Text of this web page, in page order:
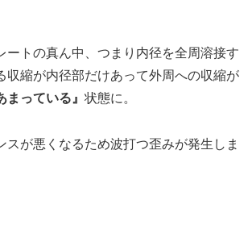
ートの真ん中、つまり内径を全周溶接す
収縮が内径部だけあって外周への収縮が
まっている』 状態に。
スが悪くなるため波打つ歪みが発生しま